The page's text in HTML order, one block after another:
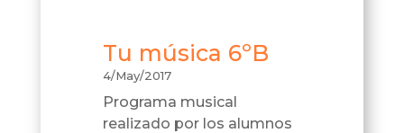
Tu música 6ºB
4/May/2017
Programa musical
realizado por los alumnos